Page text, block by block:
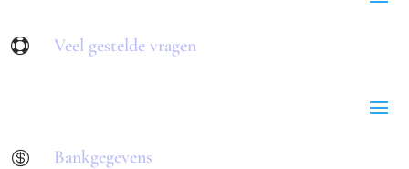
 Veel gestelde vragen
 Bankgegevens